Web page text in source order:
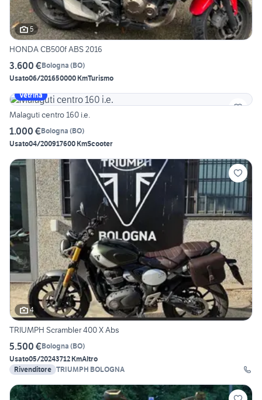
5
HONDA CB500f ABS 2016
3.600 €Bologna (BO)
Usato06/201650000 KmTurismo
Vetrina
Malaguti centro 160 i.e.
1.000 €Bologna (BO)
Usato04/200917600 KmScooter
4
TRIUMPH Scrambler 400 X Abs
5.500 €Bologna (BO)
Usato05/20243712 KmAltro
Rivenditore TRIUMPH BOLOGNA